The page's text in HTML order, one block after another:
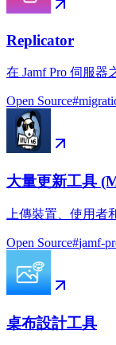
Replicator
在 Jamf Pro 伺服
Open Source#
大量更新工具
上傳裝置、使用者
Open Source#jamf-
桌布設計工具